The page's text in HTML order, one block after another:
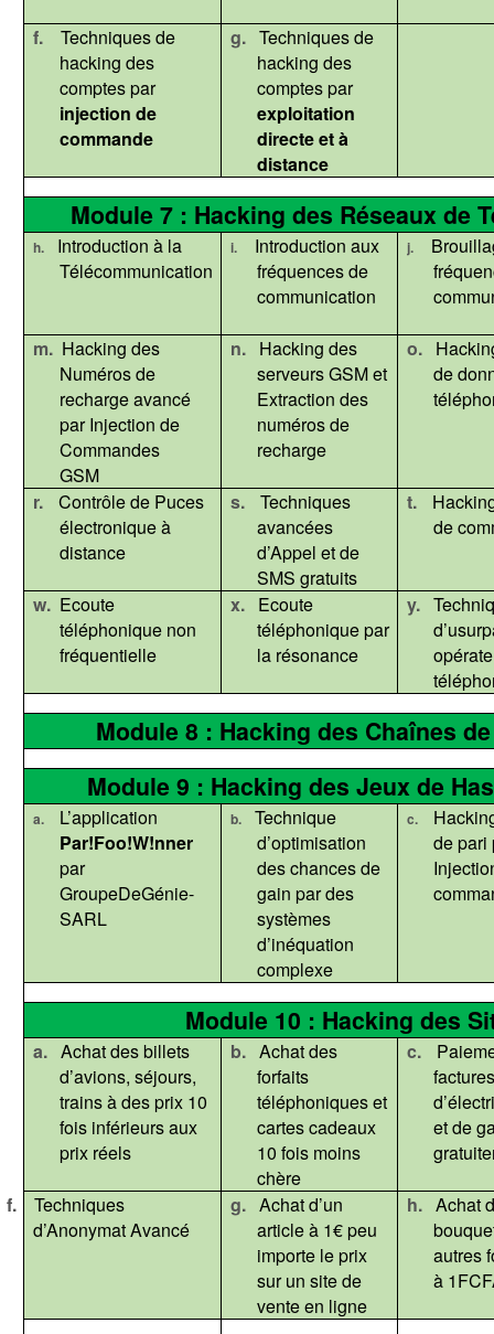
f. Techniquesde
hacking des
comptes par
injection de
commande
g. Techniquesde
hacking des
comptes par
exploitation
directe et à
distance
Module 7 : Hacking des Réseaux de
h.
Introduction à la
Télécommunication
i.
Introduction aux
fréquences de
communication
j.
m. Hacking des
Numéros de
recharge avancé
par Injection de
Commandes
GSM
n. Hacking des
serveurs GSM et
Extraction des
numéros de
recharge
o.
de
r.
Contrôle de Puces
électronique à
distance
s.
Techniques
avancées
d’Appel et de
SMS gratuits
t.
de
w. Ecoute
téléphonique non
fréquentielle
x. Ecoute
téléphonique par
la résonance
y.
Module 8 : Hacking des Chaînes
Module 9 : Hacking des Jeux de
a.
L’application
Par!Foo!W!nner
par
GroupeDeGénie-
SARL
b.
Technique
d’optimisation
des chances de
gain par des
systèmes
d’inéquation
complexe
c.
de pari
Module 10 : Hacking des
a. Achat des billets
d’avions, séjours,
trains à des prix 10
fois inférieurs aux
prix réels
b. Achat des
forfaits
téléphoniques et
cartes cadeaux
10 fois moins
chère
c.
factures
et de
f.
Techniques
d’Anonymat Avancé
g. Achat d’un
article à 1€ peu
importe le prix
sur un site de
vente en ligne
h. Achat
autres
à